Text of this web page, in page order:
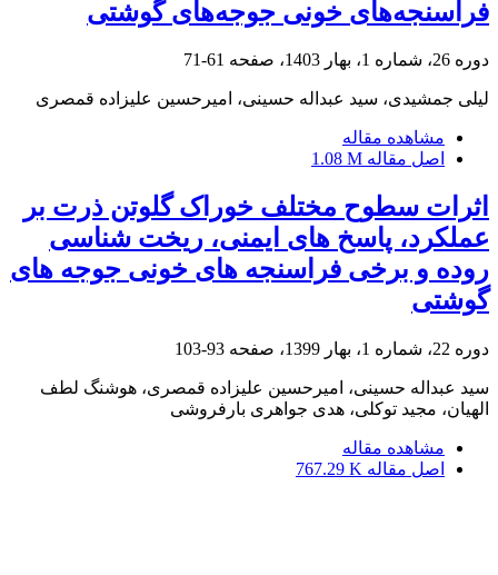
فراسنجه‌های خونی جوجه‌های گوشتی
دوره 26، شماره 1، بهار 1403، صفحه 61-71
لیلی جمشیدی، سید عبداله حسینی، امیرحسین علیزاده قمصری
مشاهده مقاله
اصل مقاله 1.08 M
اثرات سطوح مختلف خوراک گلوتن ذرت بر
عملکرد، پاسخ های ایمنی، ریخت شناسی
روده و برخی فراسنجه های خونی جوجه های
گوشتی
دوره 22، شماره 1، بهار 1399، صفحه 93-103
سید عبداله حسینی، امیرحسین علیزاده قمصری، هوشنگ لطف
الهیان، مجید توکلی، هدی جواهری بارفروشی
مشاهده مقاله
اصل مقاله 767.29 K